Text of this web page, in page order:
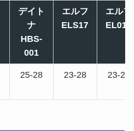
デイト
ナ
HBS-
001
エルフ
ELS17
エルフ
EL013
25-28 23-28 23-28